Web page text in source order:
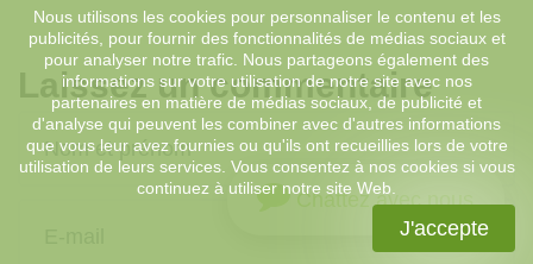
Laissez un commentaire
Chattez avec nous
Nous utilisons les cookies pour personnaliser le contenu et les
publicités, pour fournir des fonctionnalités de médias sociaux et
pour analyser notre trafic. Nous partageons également des
informations sur votre utilisation de notre site avec nos
partenaires en matière de médias sociaux, de publicité et
d'analyse qui peuvent les combiner avec d'autres informations
que vous leur avez fournies ou qu'ils ont recueillies lors de votre
utilisation de leurs services. Vous consentez à nos cookies si vous
continuez à utiliser notre site Web.
J'accepte